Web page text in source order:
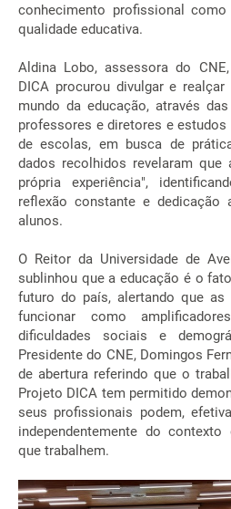
conhecimento profissional
qualidade educativa.
Aldina Lobo, assessora do
DICA procurou divulgar e
mundo da educação, através
professores e diretores e estudos
de escolas, em busca de
dados recolhidos revelaram
própria experiência",
reflexão constante e
alunos.
O Reitor da Universidade de
sublinhou que a educação é o
futuro do país, alertando que as
funcionar como
dificuldades sociais e
Presidente do CNE, Domingos
de abertura referindo que o
Projeto DICA tem permitido
seus profissionais podem,
independentemente do
que trabalhem.